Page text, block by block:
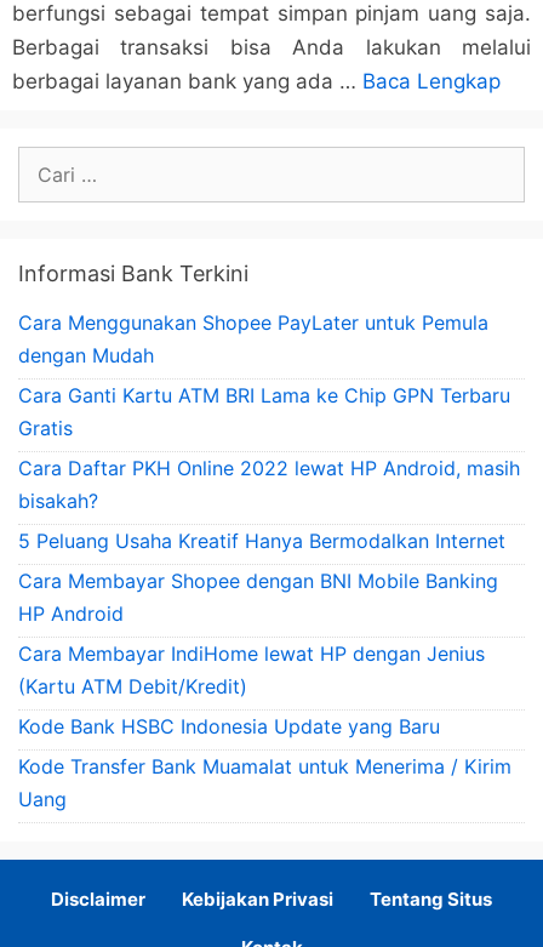
berfungsi sebagai tempat simpan pinjam uang saja.
Berbagai transaksi bisa Anda lakukan melalui
berbagai layanan bank yang ada … Baca Lengkap
Cari
Informasi Bank Terkini
Cara Menggunakan Shopee PayLater untuk Pemula
dengan Mudah
Cara Ganti Kartu ATM BRI Lama ke Chip GPN Terbaru
Gratis
Cara Daftar PKH Online 2022 lewat HP Android, masih
bisakah?
5 Peluang Usaha Kreatif Hanya Bermodalkan Internet
Cara Membayar Shopee dengan BNI Mobile Banking
HP Android
Cara Membayar IndiHome lewat HP dengan Jenius
(Kartu ATM Debit/Kredit)
Kode Bank HSBC Indonesia Update yang Baru
Kode Transfer Bank Muamalat untuk Menerima / Kirim
Uang
Disclaimer Kebijakan Privasi Tentang Situs